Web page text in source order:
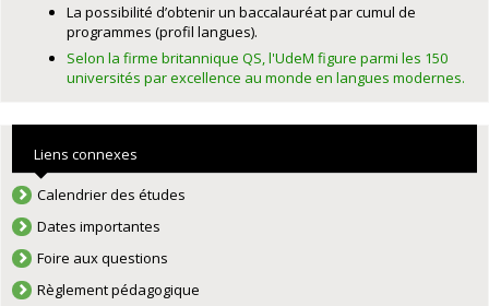
La possibilité d’obtenir un baccalauréat par cumul de
programmes (profil langues).
Selon la firme britannique QS, l'UdeM figure parmi les 150
universités par excellence au monde en langues modernes.
Liens connexes
Calendrier des études
Dates importantes
Foire aux questions
Règlement pédagogique